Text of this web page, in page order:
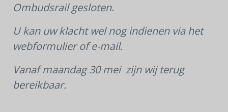
Ombudsrail gesloten.
U kan uw klacht wel nog indienen via het
webformulier of e-mail.
Vanaf maandag 30 mei zijn wij terug
bereikbaar.